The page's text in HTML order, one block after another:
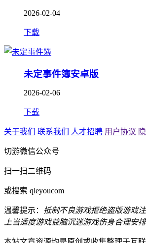
2026-02-04
下载
未定事件簿安卓版
2026-02-06
下载
关于我们 联系我们 人才招聘 用户协议
切游微信公众号
扫一扫二维码
或搜索 qieyoucom
温馨提示： 抵制不良游戏拒绝盗版游戏
上当适度游戏益脑沉迷游戏伤身合理安